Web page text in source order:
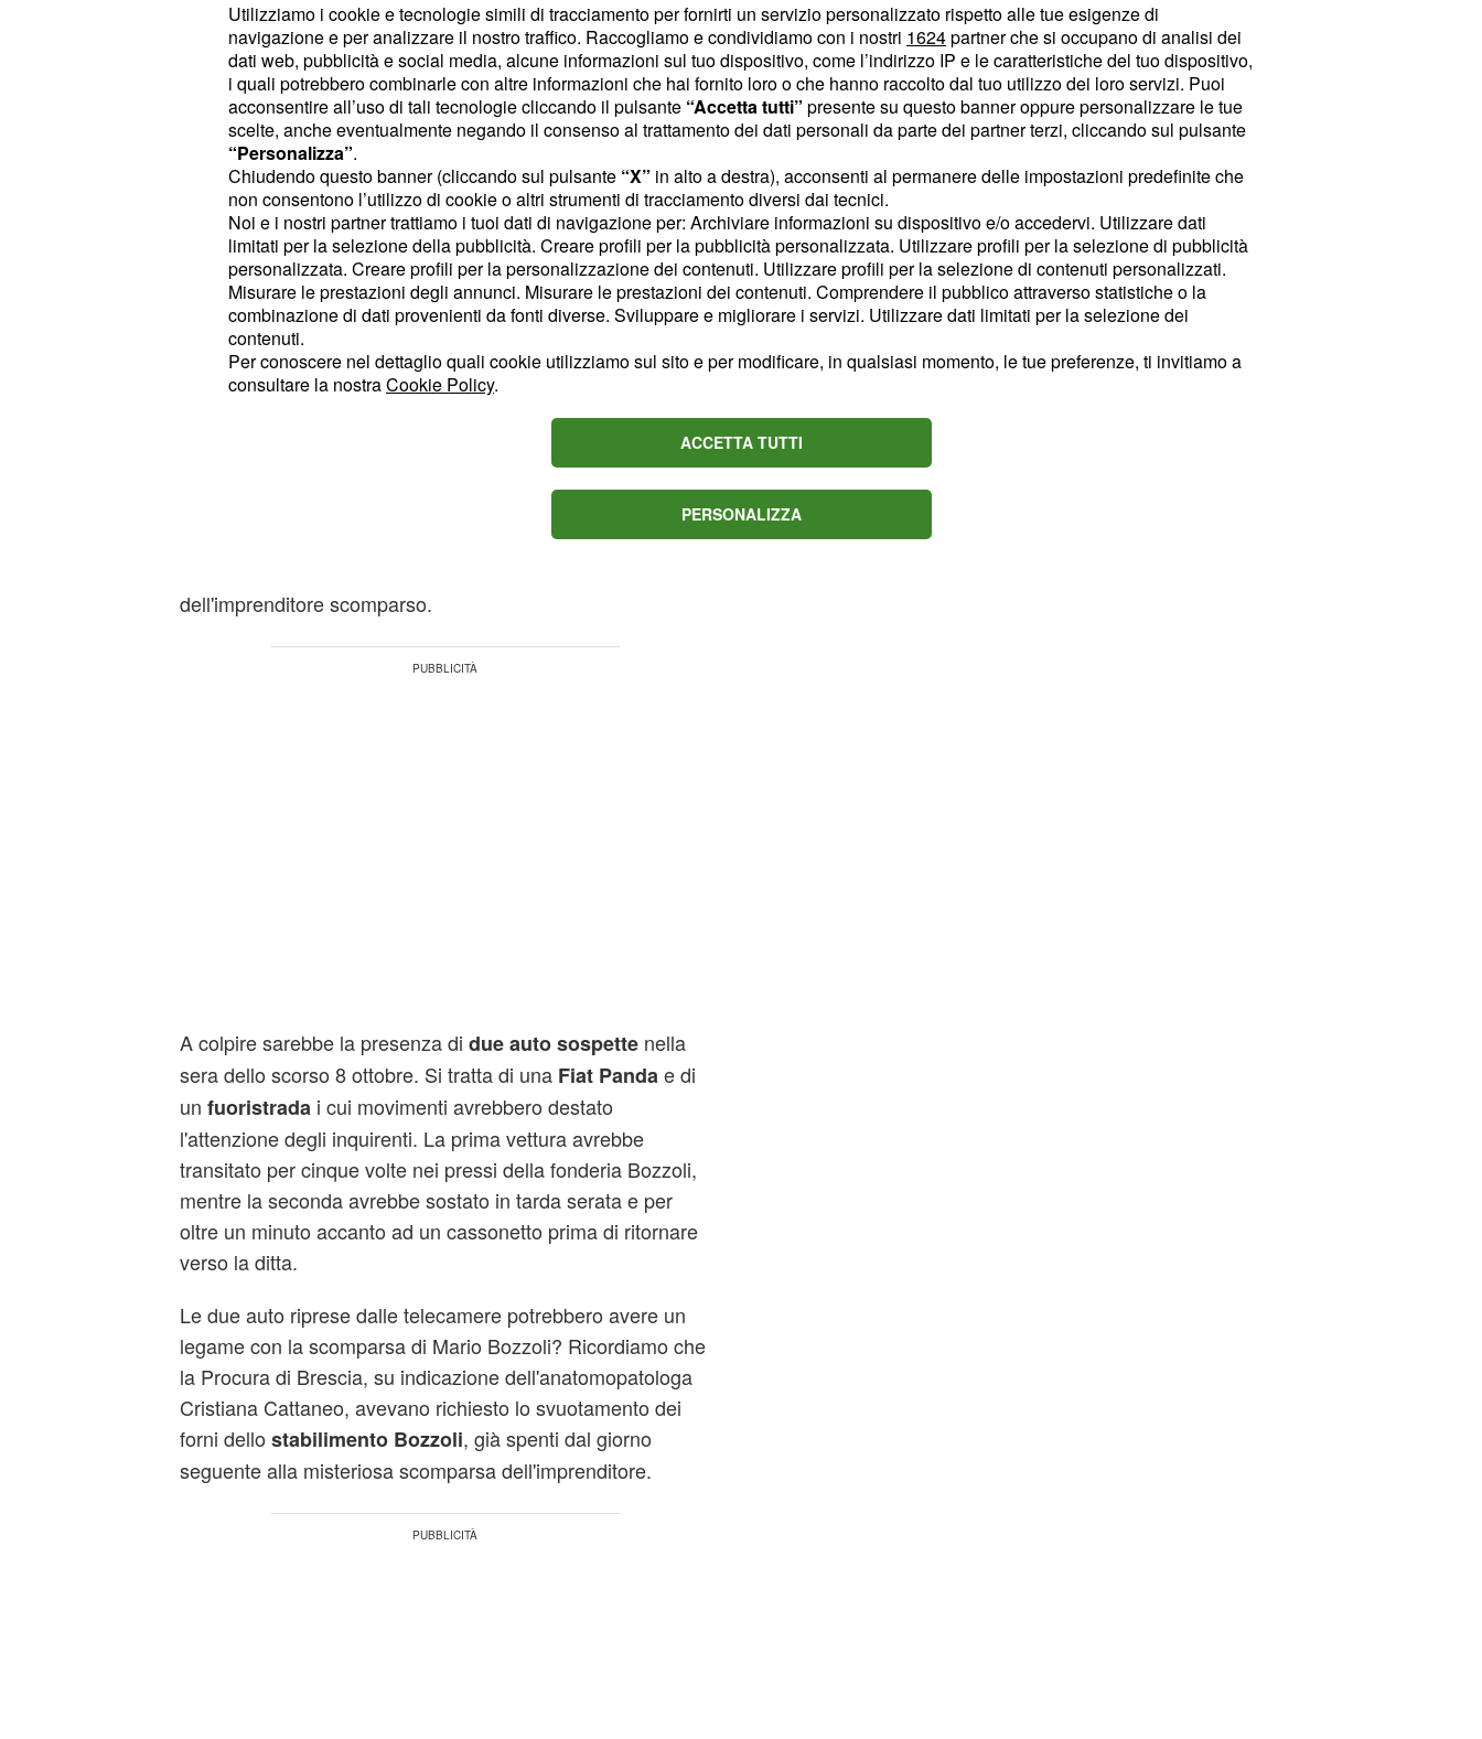
alcune novità che potrebbero rappresentare una possibile
pista inedita.
Mario Bozzoli ed il giallo delle due
auto: possibile svolta?
Dell'imprenditore di Marcheno non si hanno più notizie da
oltre un mese e mezzo. Che fine ha fatto Mario Bozzoli?
Secondo le news rivelate dalla trasmissione 'Quarto Grado',
sarebbero emersi alcuni elementi, seppur poco solidi, sui
quali gli inquirenti avrebbero posato la loro attenzione.Due
auto sospettepotrebbero rappresentare la chiave per la
risoluzione di un doppio giallo, ovvero quello della
morte di Ghirardini.
trasmesso alcune importanti immagini di una telecamera di
dell'imprenditore scomparso.
A colpire sarebbe la presenza di due auto sospettenella
sera dello scorso 8 ottobre. Si tratta di una Fiat Panda e di
un fuoristrada i cui movimenti avrebbero destato
l'attenzione degli inquirenti. La prima vettura avrebbe
transitato per cinque volte nei pressi della fonderia Bozzoli,
mentre la seconda avrebbe sostato in tarda serata e per
oltre un minuto accanto ad un cassonetto prima di ritornare
verso la ditta.
Le due auto riprese dalle telecamere potrebbero avere un
legame con la scomparsa di Mario Bozzoli? Ricordiamo che
la Procura di Brescia, su indicazione dell'anatomopatologa
Cristiana Cattaneo, avevano richiesto lo svuotamento dei
forni dello stabilimento Bozzoli, già spenti dal giorno
seguente alla misteriosa scomparsa dell'imprenditore.
Utilizziamo i cookie e tecnologie simili di tracciamento per fornirti un servizio personalizzato rispetto alle tue esigenze di
navigazione e per analizzare il nostro traffico. Raccogliamo e condividiamo con i nostri 1624partner che si occupano di analisi dei
dati web, pubblicità e social media, alcune informazioni sul tuo dispositivo, come l’indirizzo IP e le caratteristiche del tuo dispositivo,
i quali potrebbero combinarle con altre informazioni che hai fornito loro o che hanno raccolto dal tuo utilizzo dei loro servizi. Puoi
acconsentire all’uso di tali tecnologie cliccando il pulsante “Accetta tutti” presente su questo banner oppure personalizzare le tue
scelte, anche eventualmente negando il consenso al trattamento dei dati personali da parte dei partner terzi, cliccando sul pulsante
“Personalizza”.
Chiudendo questo banner (cliccando sul pulsante “X” in alto a destra), acconsenti al permanere delle impostazioni predefinite che
non consentono l’utilizzo di cookie o altri strumenti di tracciamento diversi dai tecnici.
Noi e i nostri partner trattiamo i tuoi dati di navigazione per: Archiviare informazioni su dispositivo e/o accedervi. Utilizzare dati
limitati per la selezione della pubblicità. Creare profili per la pubblicità personalizzata. Utilizzare profili per la selezione di pubblicità
personalizzata. Creare profili per la personalizzazione dei contenuti. Utilizzare profili per la selezione di contenuti personalizzati.
Misurare le prestazioni degli annunci. Misurare le prestazioni dei contenuti. Comprendere il pubblico attraverso statistiche o la
combinazione di dati provenienti da fonti diverse. Sviluppare e migliorare i servizi. Utilizzare dati limitati per la selezione dei
contenuti.
Per conoscere nel dettaglio quali cookie utilizziamo sul sito e per modificare, in qualsiasi momento, le tue preferenze, ti invitiamo a
consultare la nostraCookie Policy.
ACCETTA TUTTI
PERSONALIZZA